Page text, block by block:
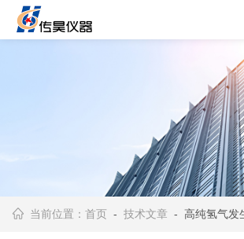
当前位置：首页 -技术文章 - 高纯氢气发